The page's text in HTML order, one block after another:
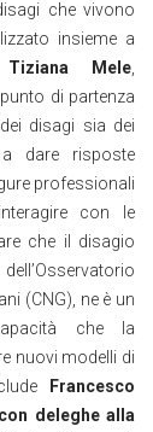
che vivono
insieme a
Tiziana Mele
di partenza
disagi sia dei
dare risposte
professionali
con le
che il disagio
(CNG), ne è un
che la
nuovi modelli di
Francesco
deleghe alla